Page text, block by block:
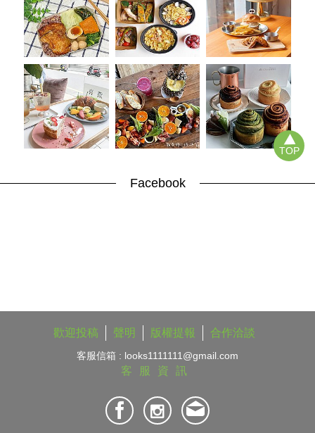
TOP
Facebook
客服資訊
客服信箱 : looks1111111@gmail.com
歡迎投稿 聲明 版權提報 合作洽談